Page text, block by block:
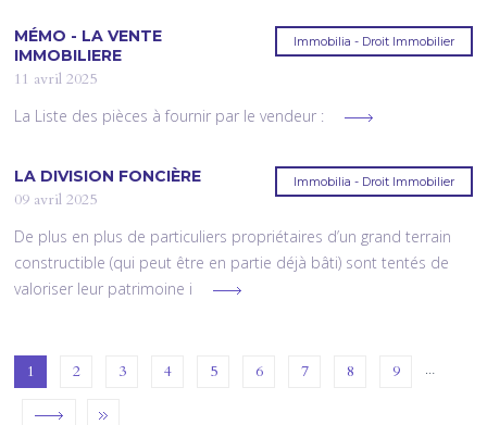
Immobilia - Droit Immobilier
MÉMO - LA VENTE
IMMOBILIERE
11 avril 2025
La Liste des pièces à fournir par le vendeur :
Immobilia - Droit Immobilier
LA DIVISION FONCIÈRE
09 avril 2025
De plus en plus de particuliers propriétaires d’un grand terrain
constructible (qui peut être en partie déjà bâti) sont tentés de
valoriser leur patrimoine i
1 2 3 4 5 6 7 8 9 …